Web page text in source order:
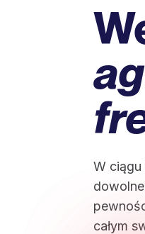
W ciągu
całym